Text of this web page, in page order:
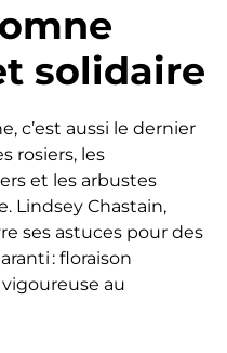
solidaire
c’est aussi le dernier
rosiers, les
et les arbustes
Lindsey Chastain,
ses astuces pour des
: floraison
au